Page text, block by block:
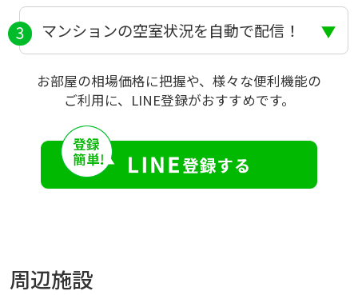
マンションの空室状況を自動で配信！
お部屋の相場価格に把握や、様々な便利機能の
ご利用に、LINE登録がおすすめです。
周辺施設